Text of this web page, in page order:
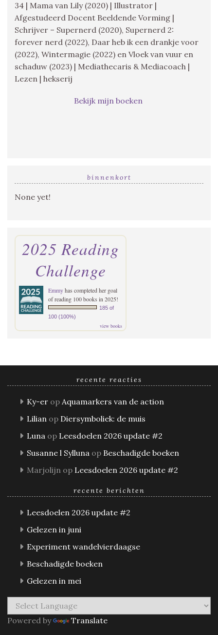
34 | Mama van Lily (2020) | Illustrator |
Afgestudeerd Docent Beeldende Vorming |
Schrijver – Supernerd (2020), Supernerd 2:
forever nerd (2022), Daar heb ik een drankje voor
(2022), Wintermagie (2022) en Vloek van vuur en
schaduw (2023) | Mediathecaris & Mediacoach |
Lezen | hekserij
Bekijk mijn boeken
binnenkort
None yet!
2025 Reading
Challenge
Emmyhas completed her goal
of reading 100 books in 2025!
185 of
100 (100%)
view books
recente reacties
Ky-er op Aquamarkers van de action
Lilian op Diersymboliek: de muis
Luna op Leesdoelen 2026 update #2
Susanne l Sylluna op Beschadigde boeken
Marjolijn op Leesdoelen 2026 update #2
recente berichten
Leesdoelen 2026 update #2
Gelezen in juni
Experiment wandelvierdaagse
Beschadigde boeken
Gelezen in mei
Powered by Translate